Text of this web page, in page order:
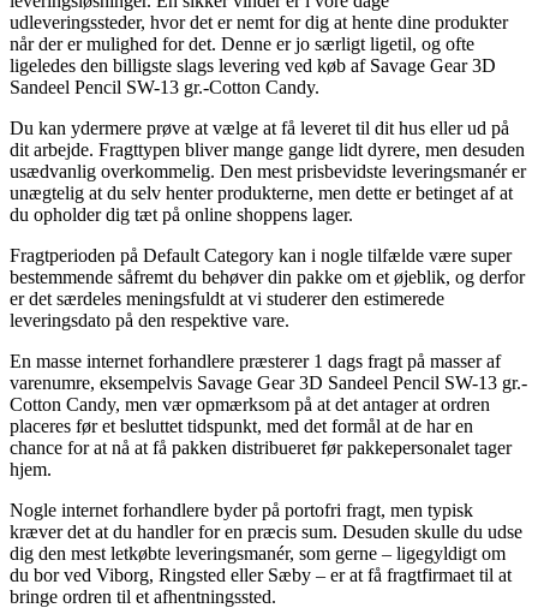
udleveringssteder, hvor det er nemt for dig at hente dine produkter
når der er mulighed for det. Denne er jo særligt ligetil, og ofte
ligeledes den billigste slags levering ved køb af Savage Gear 3D
Sandeel Pencil SW-13 gr.-Cotton Candy.
Du kan ydermere prøve at vælge at få leveret til dit hus eller ud på
dit arbejde. Fragttypen bliver mange gange lidt dyrere, men desuden
usædvanlig overkommelig. Den mest prisbevidste leveringsmanér er
unægtelig at du selv henter produkterne, men dette er betinget af at
du opholder dig tæt på online shoppens lager.
Fragtperioden på Default Category kan i nogle tilfælde være super
bestemmende såfremt du behøver din pakke om et øjeblik, og derfor
er det særdeles meningsfuldt at vi studerer den estimerede
leveringsdato på den respektive vare.
En masse internet forhandlere præsterer 1 dags fragt på masser af
varenumre, eksempelvis Savage Gear 3D Sandeel Pencil SW-13 gr.-
Cotton Candy, men vær opmærksom på at det antager at ordren
placeres før et besluttet tidspunkt, med det formål at de har en
chance for at nå at få pakken distribueret før pakkepersonalet tager
hjem.
Nogle internet forhandlere byder på portofri fragt, men typisk
kræver det at du handler for en præcis sum. Desuden skulle du udse
dig den mest letkøbte leveringsmanér, som gerne – ligegyldigt om
du bor ved Viborg, Ringsted eller Sæby – er at få fragtfirmaet til at
bringe ordren til et afhentningssted.